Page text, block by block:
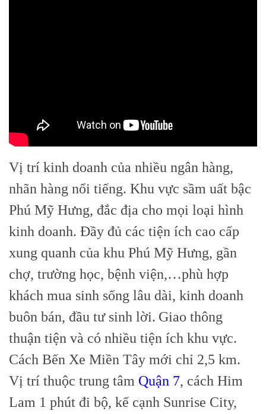
Vị trí kinh doanh của nhiều ngân hàng,
nhãn hàng nổi tiếng. Khu vực sầm uất bậc
Phú Mỹ Hưng, đắc địa cho mọi loại hình
kinh doanh. Đầy đủ các tiện ích cao cấp
xung quanh của khu Phú Mỹ Hưng, gần
chợ, trường học, bệnh viện,…phù hợp
khách mua sinh sống lâu dài, kinh doanh
buôn bán, đầu tư sinh lời. Giao thông
thuận tiện và có nhiều tiện ích khu vực.
Cách Bến Xe Miền Tây mới chỉ 2,5 km.
Vị trí thuộc trung tâm Quận 7, cách Him
Lam 1 phút đi bộ, kế cạnh Sunrise City,